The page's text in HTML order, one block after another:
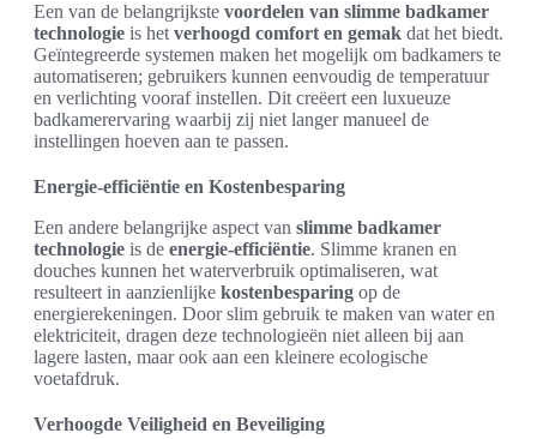
Een van de belangrijkste voordelen van slimme badkamer
technologie is het verhoogd comfort en gemak dat het biedt.
Geïntegreerde systemen maken het mogelijk om badkamers te
automatiseren; gebruikers kunnen eenvoudig de temperatuur
en verlichting vooraf instellen. Dit creëert een luxueuze
badkamerervaring waarbij zij niet langer manueel de
instellingen hoeven aan te passen.
Energie-efficiëntie en Kostenbesparing
Een andere belangrijke aspect van slimme badkamer
technologie is de energie-efficiëntie. Slimme kranen en
douches kunnen het waterverbruik optimaliseren, wat
resulteert in aanzienlijke kostenbesparing op de
energierekeningen. Door slim gebruik te maken van water en
elektriciteit, dragen deze technologieën niet alleen bij aan
lagere lasten, maar ook aan een kleinere ecologische
voetafdruk.
Verhoogde Veiligheid en Beveiliging